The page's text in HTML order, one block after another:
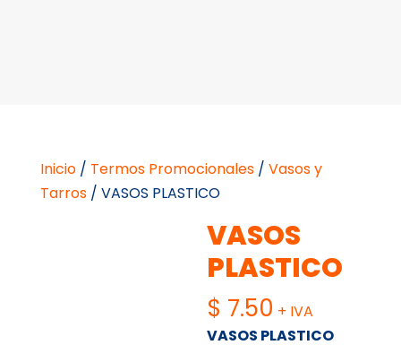
Inicio/ Termos Promocionales/ Vasos y
Tarros/ VASOS PLASTICO
VASOS
PLASTICO
$ 7.50 + IVA
VASOS PLASTICO